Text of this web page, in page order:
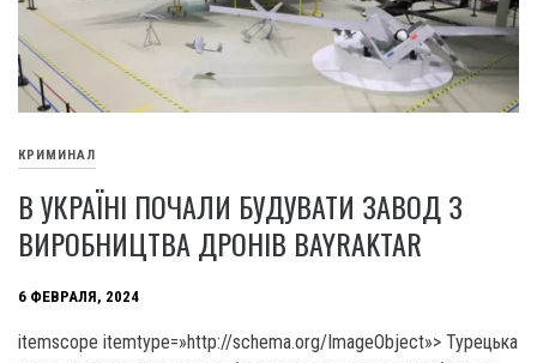
КРИМИНАЛ
В УКРАЇНІ ПОЧАЛИ БУДУВАТИ ЗАВОД З
ВИРОБНИЦТВА ДРОНІВ BAYRAKTAR
6 ФЕВРАЛЯ, 2024
itemscope itemtype=»http://schema.org/ImageObject»> Турецька